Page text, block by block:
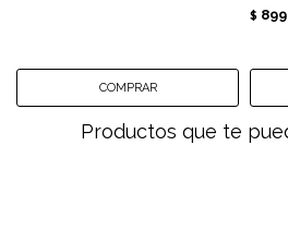
$ 899
Productos que te